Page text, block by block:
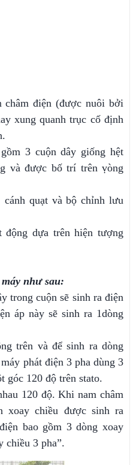
châm điện (được nuôi bởi
xung quanh trục cố định
3 cuộn dây giống hệt
và được bố trí trên ṿòng
quạt và bộ chỉnh lưu
dựa trên hiện tượng
như sau:
trong cuộn sẽ sinh ra điện
áp này sẽ sinh ra 1dòng
trên và để sinh ra dòng
phát điện 3 pha dùng 3
góc 120 độ trên stato.
120 độ. Khi nam châm
xoay chiều được sinh ra
bao gồm 3 dòng xoay
chiều 3 pha”.